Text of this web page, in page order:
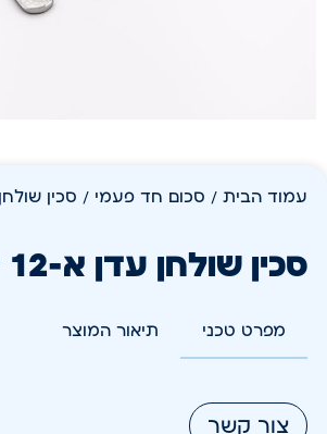
עמוד הבית / סכום חד פעמי / סכין שולחן
סכין שולחן עדן א-12 יח
מפרט טכני תיאור המוצר
צור קשר